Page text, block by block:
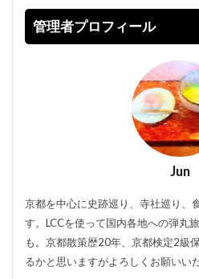
管理者プロフィール
Jun
京都を中心に史跡巡り、寺社巡り、
す。LCCを使って国内各地への弾丸
も。京都散策歴20年、京都検定2級
るかと思いますがよろしくお願いい